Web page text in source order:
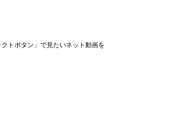
トボタン」で見たいネット動画を